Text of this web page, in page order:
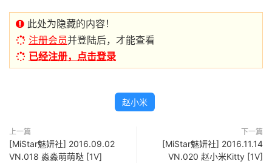
此处为隐藏的内容！
注册会员并登陆后，才能查看
已经注册，点击登录
赵小米
上一篇
[MiStar魅妍社] 2016.09.02
VN.018 淼淼萌萌哒 [1V]
下一篇
[MiStar魅妍社] 2016.11.14
VN.020 赵小米Kitty [1V]